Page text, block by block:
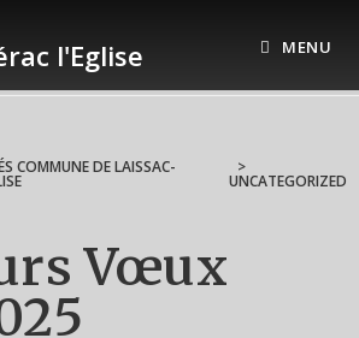
l'Eglise MENU
COMMUNE DE LAISSAC- >
UNCATEGORIZED
Vœux